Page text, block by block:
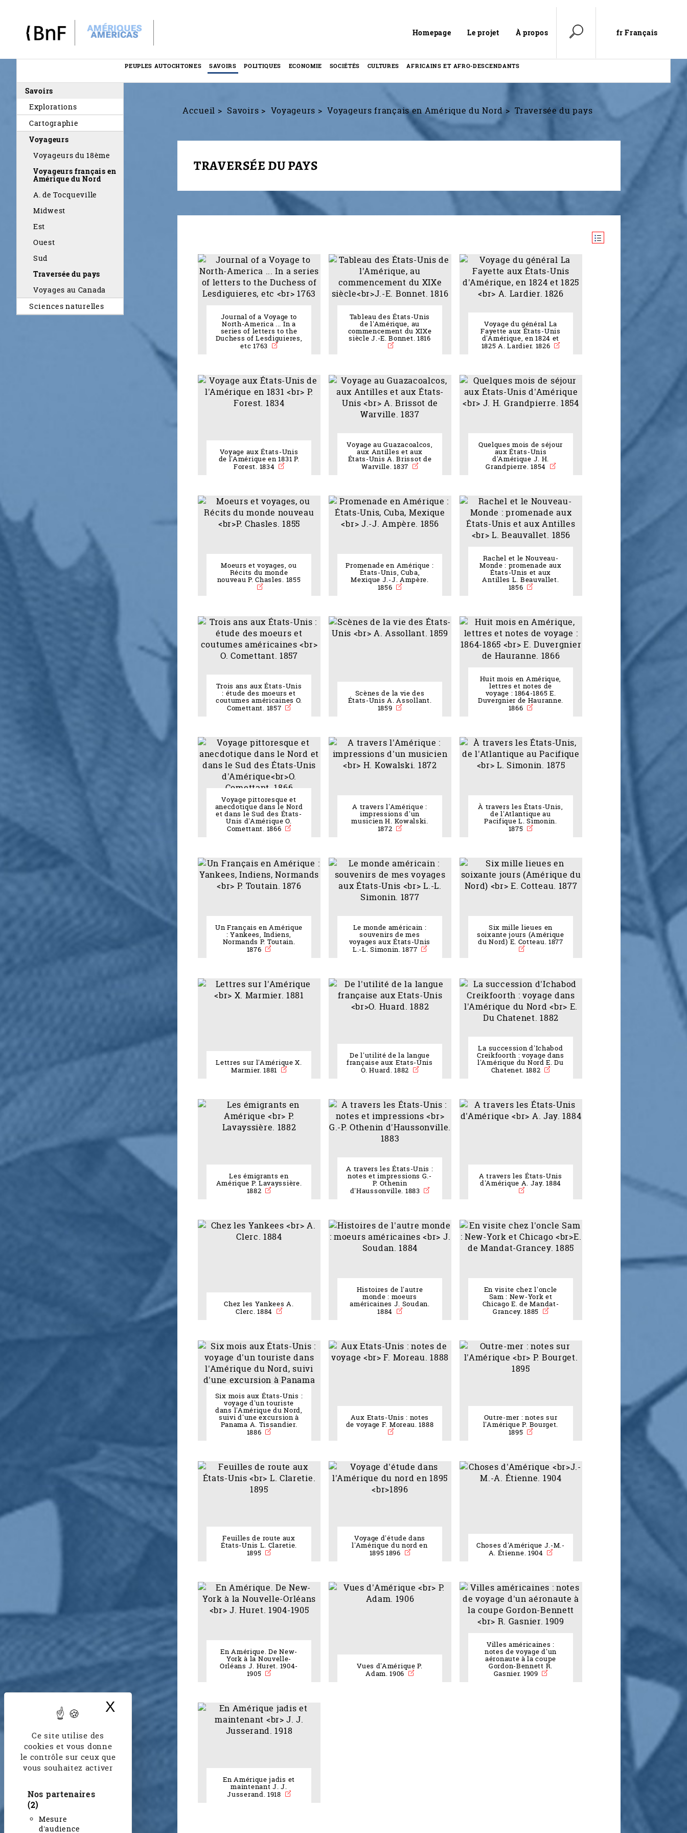
Ce site utilise des
cookies et vous donne
le contrôle sur ceux que
vous souhaitez activer
Nos partenaires
(2)
Mesure
d'audience
X Masquer le bandeau des cookies
Homepage Le projet À propos fr Français
Menu
éditorial
PEUPLES AUTOCHTONES SAVOIRS POLITIQUES ECONOMIE SOCIÉTÉS CULTURES AFRICAINS ET AFRO-DESCENDANTS
Savoirs
Explorations
Cartographie
Voyageurs
Voyageurs du 18ème
Voyageurs français en
Amérique du Nord
A. de Tocqueville
Midwest
Est
Ouest
Sud
Traversée du pays
Voyages au Canada
Sciences naturelles
Accueil Savoirs Voyageurs Voyageurs français en Amérique du Nord Traversée du pays
TRAVERSÉE DU PAYS
Journal of a Voyage to
North-America ... In a
series of letters to the
Duchess of Lesdiguieres,
etc 1763
Tableau des États-Unis
de l'Amérique, au
commencement du XIXe
siècle J.-E. Bonnet. 1816
Voyage du général La
Fayette aux États-Unis
d'Amérique, en 1824 et
1825 A. Lardier. 1826
Voyage aux États-Unis
de l'Amérique en 1831 P.
Forest. 1834
Voyage au Guazacoalcos,
aux Antilles et aux
États-Unis A. Brissot de
Warville. 1837
Quelques mois de séjour
aux États-Unis
d'Amérique J. H.
Grandpierre. 1854
Moeurs et voyages, ou
Récits du monde
nouveau P. Chasles. 1855
Promenade en Amérique :
États-Unis, Cuba,
Mexique J.-J. Ampère.
1856
Rachel et le Nouveau-
Monde : promenade aux
États-Unis et aux
Antilles L. Beauvallet.
1856
Trois ans aux États-Unis
: étude des moeurs et
coutumes américaines O.
Comettant. 1857
Scènes de la vie des
États-Unis A. Assollant.
1859
Huit mois en Amérique,
lettres et notes de
voyage : 1864-1865 E.
Duvergnier de Hauranne.
1866
Voyage pittoresque et
anecdotique dans le Nord
et dans le Sud des États-
Unis d'Amérique O.
Comettant. 1866
A travers l'Amérique :
impressions d'un
musicien H. Kowalski.
1872
À travers les États-Unis,
de l'Atlantique au
Pacifique L. Simonin.
1875
Un Français en Amérique
: Yankees, Indiens,
Normands P. Toutain.
1876
Le monde américain :
souvenirs de mes
voyages aux États-Unis
L.-L. Simonin. 1877
Six mille lieues en
soixante jours (Amérique
du Nord) E. Cotteau. 1877
Lettres sur l'Amérique X.
Marmier. 1881
De l'utilité de la langue
française aux Etats-Unis
O. Huard. 1882
La succession d'Ichabod
Creikfoorth : voyage dans
l'Amérique du Nord E. Du
Chatenet. 1882
Les émigrants en
Amérique P. Lavayssière.
1882
A travers les États-Unis :
notes et impressions G.-
P. Othenin
d'Haussonville. 1883
A travers les États-Unis
d'Amérique A. Jay. 1884
Chez les Yankees A.
Clerc. 1884
Histoires de l'autre
monde : moeurs
américaines J. Soudan.
1884
En visite chez l'oncle
Sam : New-York et
Chicago E. de Mandat-
Grancey. 1885
Six mois aux États-Unis :
voyage d'un touriste
dans l'Amérique du Nord,
suivi d'une excursion à
Panama A. Tissandier.
1886
Aux Etats-Unis : notes
de voyage F. Moreau. 1888
Outre-mer : notes sur
l'Amérique P. Bourget.
1895
Feuilles de route aux
États-Unis L. Claretie.
1895
Voyage d'étude dans
l'Amérique du nord en
1895 1896
Choses d'Amérique J.-M.-
A. Étienne. 1904
En Amérique. De New-
York à la Nouvelle-
Orléans J. Huret. 1904-
1905
Vues d'Amérique P.
Adam. 1906
Villes américaines :
notes de voyage d'un
aéronaute à la coupe
Gordon-Bennett R.
Gasnier. 1909
En Amérique jadis et
maintenant J. J.
Jusserand. 1918